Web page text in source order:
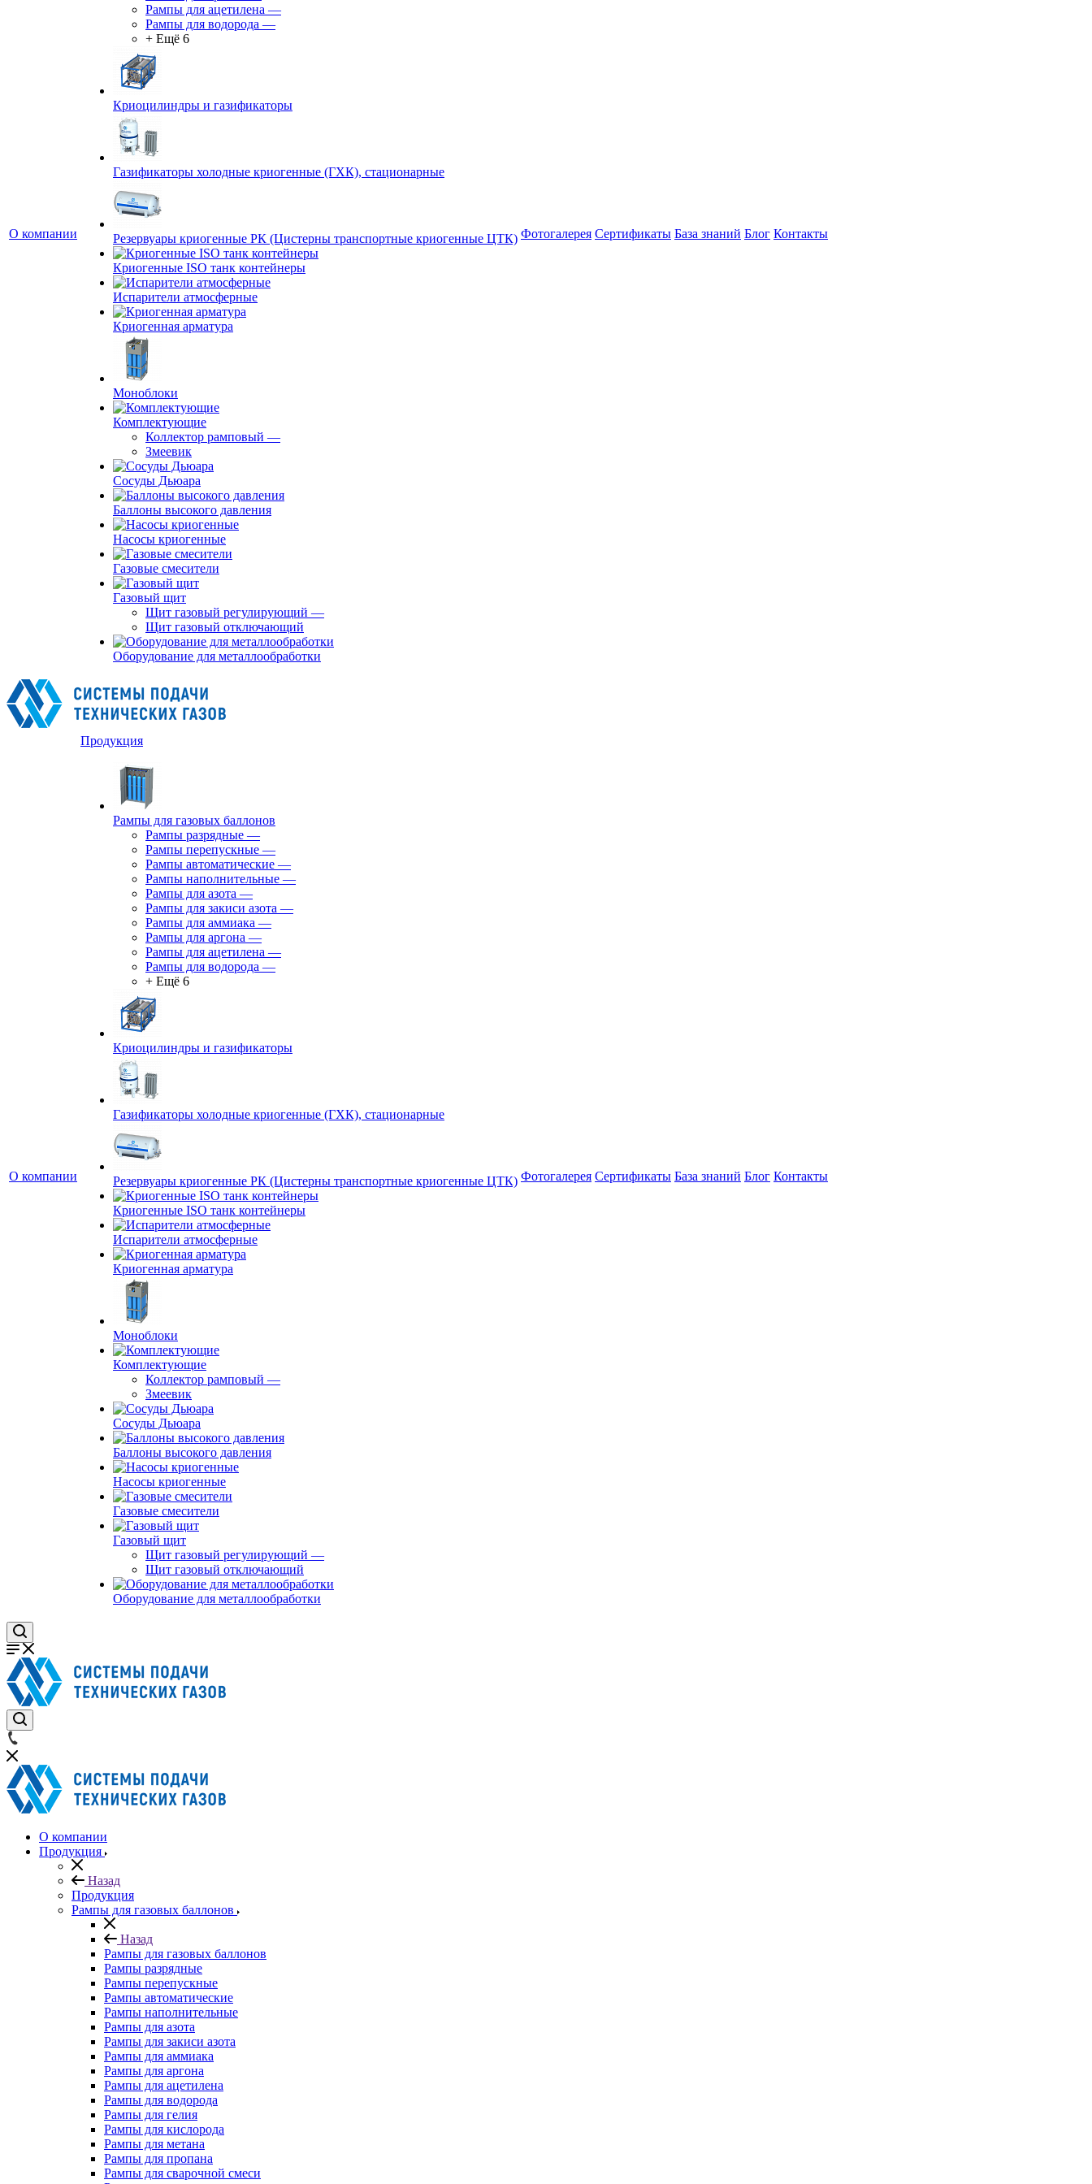
О компании
Рампы для ацетилена —
Рампы для водорода —
+ Ещё 6
Криоцилиндры и газификаторы
Газификаторы холодные криогенные (ГХК), стационарные
Резервуары криогенные РК (Цистерны транспортные криогенные ЦТК)
Криогенные ISO танк контейнеры
Испарители атмосферные
Криогенная арматура
Моноблоки
Комплектующие
Коллектор рамповый —
Змеевик
Сосуды Дьюара
Баллоны высокого давления
Насосы криогенные
Газовые смесители
Газовый щит
Щит газовый регулирующий —
Щит газовый отключающий
Оборудование для металлообработки
Фотогалерея Сертификаты База знаний Блог Контакты
О компании
Продукция
Рампы для газовых баллонов
Рампы разрядные —
Рампы перепускные —
Рампы автоматические —
Рампы наполнительные —
Рампы для азота —
Рампы для закиси азота —
Рампы для аммиака —
Рампы для аргона —
Рампы для ацетилена —
Рампы для водорода —
+ Ещё 6
Криоцилиндры и газификаторы
Газификаторы холодные криогенные (ГХК), стационарные
Резервуары криогенные РК (Цистерны транспортные криогенные ЦТК)
Криогенные ISO танк контейнеры
Испарители атмосферные
Криогенная арматура
Моноблоки
Комплектующие
Коллектор рамповый —
Змеевик
Сосуды Дьюара
Баллоны высокого давления
Насосы криогенные
Газовые смесители
Газовый щит
Щит газовый регулирующий —
Щит газовый отключающий
Оборудование для металлообработки
Фотогалерея Сертификаты База знаний Блог Контакты
О компании
Продукция
Назад
Продукция
Рампы для газовых баллонов
Назад
Рампы для газовых баллонов
Рампы разрядные
Рампы перепускные
Рампы автоматические
Рампы наполнительные
Рампы для азота
Рампы для закиси азота
Рампы для аммиака
Рампы для аргона
Рампы для ацетилена
Рампы для водорода
Рампы для гелия
Рампы для кислорода
Рампы для метана
Рампы для пропана
Рампы для сварочной смеси